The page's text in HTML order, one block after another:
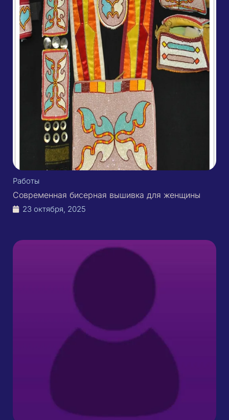
Работы
Современная бисерная вышивка для женщины
23 октября, 2025